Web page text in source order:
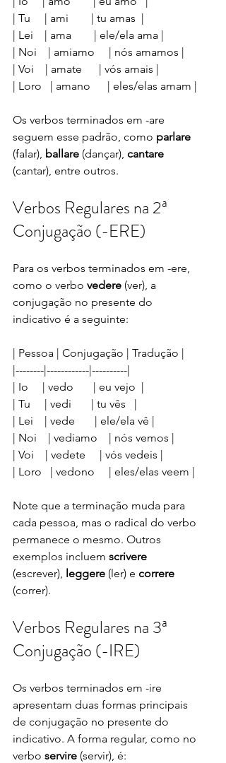
| Tu     | ami        | tu amas  |
| Lei    | ama        | ele/ela ama |
| Noi    | amiamo     | nós amamos |
| Voi    | amate      | vós amais |
| Loro   | amano      | eles/elas amam |
Os verbos terminados em -are
seguem esse padrão, como parlare
(falar), ballare (dançar), cantare
(cantar), entre outros.
Verbos Regulares na 2ª
Conjugação (-ERE)
Para os verbos terminados em -ere,
como o verbo vedere (ver), a
conjugação no presente do
indicativo é a seguinte:
| Pessoa | Conjugação | Tradução |
|--------|------------|----------|
| Io     | vedo       | eu vejo  |
| Tu     | vedi       | tu vês   |
| Lei    | vede       | ele/ela vê |
| Noi    | vediamo    | nós vemos |
| Voi    | vedete     | vós vedeis |
| Loro   | vedono     | eles/elas veem |
Note que a terminação muda para
cada pessoa, mas o radical do verbo
permanece o mesmo. Outros
exemplos incluem scrivere
(escrever), leggere (ler) e correre
(correr).
Verbos Regulares na 3ª
Conjugação (-IRE)
Os verbos terminados em -ire
apresentam duas formas principais
de conjugação no presente do
indicativo. A forma regular, como no
verbo servire (servir), é: